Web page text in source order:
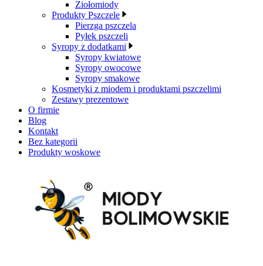
Ziołomiody
Produkty Pszczele
Pierzga pszczela
Pyłek pszczeli
Syropy z dodatkami
Syropy kwiatowe
Syropy owocowe
Syropy smakowe
Kosmetyki z miodem i produktami pszczelimi
Zestawy prezentowe
O firmie
Blog
Kontakt
Bez kategorii
Produkty woskowe